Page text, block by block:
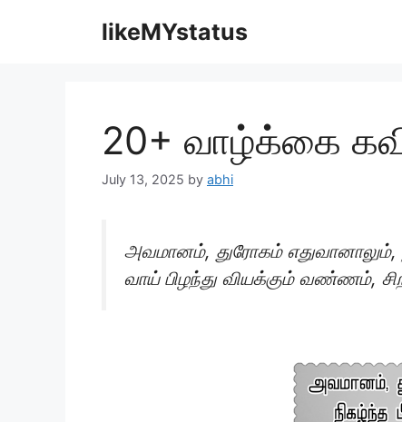
likeMYstatus
20+ வாழ்க்கை
July 13, 2025 by abhi
அவமானம், துரோகம் எதுவானாலும்,
வாய் பிழந்து வியக்கும் வண்ணம்,